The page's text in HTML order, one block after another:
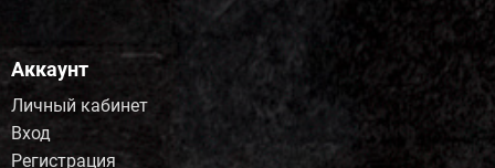
Аккаунт
Личный кабинет
Вход
Регистрация